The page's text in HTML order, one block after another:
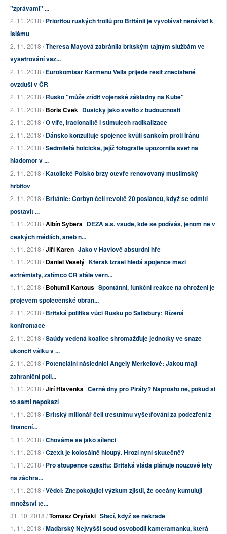
"zprávami" ...
2. 11. 2018 /Prioritou ruských trollů pro Británii je vyvolávat nenávist k
islámu
2. 11. 2018 /Theresa Mayová zabránila britským tajným službám ve
vyšetřování vaz...
2. 11. 2018 /Eurokomisař Karmenu Vella přijede řešit znečištěné
ovzduší v ČR
2. 11. 2018 /Rusko "může zřídit vojenské základny na Kubě"
2. 11. 2018 /Boris Cvek Dušičky jako světlo z budoucnosti
2. 11. 2018 /O víře, iracionalitě i stimulech radikalizace
2. 11. 2018 /Dánsko konzultuje spojence kvůli sankcím proti Íránu
2. 11. 2018 /Sedmiletá holčička, jejíž fotografie upozornila svět na
hladomor v ...
2. 11. 2018 /Katolické Polsko brzy otevře renovovaný muslimský
hřbitov
2. 11. 2018 /Británie: Corbyn čelí revoltě 20 poslanců, když se odmítl
postavit ...
1. 11. 2018 /Albín Sybera DEZA a.s. všude, kde se podíváš, jenom ne v
českých médiích, aneb n...
1. 11. 2018 /Jiří Karen Jako v Havlově absurdní hře
1. 11. 2018 /Daniel Veselý Kterak Izrael hledá spojence mezi
extrémisty, zatímco ČR stále věrn...
1. 11. 2018 /Bohumil Kartous Spontánní, funkční reakce na ohrožení je
projevem společenské obran...
2. 11. 2018 /Britská politika vůči Rusku po Salisbury: Řízená
konfrontace
2. 11. 2018 /Saúdy vedená koalice shromažďuje jednotky ve snaze
ukončit válku v ...
2. 11. 2018 /Potenciální následníci Angely Merkelové: Jakou mají
zahraniční poli...
1. 11. 2018 /Jiří Hlavenka Černé dny pro Piráty? Naprosto ne, pokud si
to sami nepokazí
1. 11. 2018 /Britský milionář čelí trestnímu vyšetřování za podezření z
finanční...
1. 11. 2018 /Chováme se jako šílenci
1. 11. 2018 /Czexit je kolosálně hloupý. Hrozí nyní skutečně?
1. 11. 2018 /Pro stoupence czexitu: Britská vláda plánuje nouzové lety
na záchra...
1. 11. 2018 /Vědci: Znepokojující výzkum zjistil, že oceány kumulují
množství te...
31. 10. 2018 /Tomasz Oryński Stačí, když se nekrade
1. 11. 2018 /Maďarský Nejvyšší soud osvobodil kameramanku, která